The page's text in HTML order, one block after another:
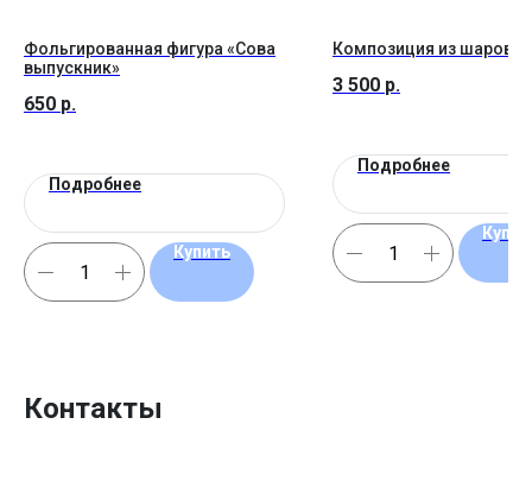
Фольгированная фигура «Сова
выпускник»
650 р.
Подробнее
Купить
Композиция из шаров
3 500 р.
Подробнее
Контакты